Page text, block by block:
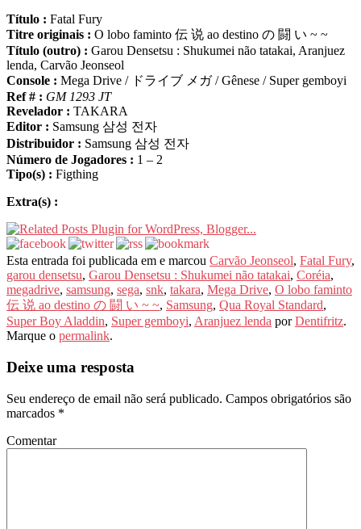
Título : Fatal Fury
Titre originais : O lobo faminto 伝 说 ao destino の 闘 い ~ ~
Título (outro) : Garou Densetsu : Shukumei não tatakai, Aranjuez
lenda, Carvão Jeonseol
Console : Mega Drive / ドライブ メガ / Gênese / Super gemboyi
Ref # : GM 1293 JT
Revelador : TAKARA
Editor : Samsung 삼성 전자
Distribuidor : Samsung 삼성 전자
Número de Jogadores : 1 – 2
Tipo(s) : Figthing
Extra(s) :
Esta entrada foi publicada em e marcou Carvão Jeonseol, Fatal Fury,
garou densetsu, Garou Densetsu : Shukumei não tatakai, Coréia,
megadrive, samsung, sega, snk, takara, Mega Drive, O lobo faminto
伝 说 ao destino の 闘 い ~ ~, Samsung, Qua Royal Standard,
Super Boy Aladdin, Super gemboyi, Aranjuez lenda porDentifritz.
Marque o permalink.
Deixe uma resposta
Seu endereço de email não será publicado. Campos obrigatórios são
marcados *
Comentar